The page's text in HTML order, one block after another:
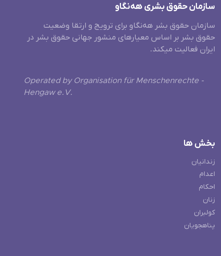
سازمان حقوق بشری هەنگاو
سازمان حقوق بشر هه‌نگاو برای ترویج و ارتقا وضعیت
حقوق بشر بر اساس معیارهای منشور جهانی حقوق بشر در
ایران فعالیت میکند.
Operated by Organisation für Menschenrechte -
Hengaw e.V.
بخش ها
زندانیان
اعدام
احکام
زنان
کولبران
پناهجویان